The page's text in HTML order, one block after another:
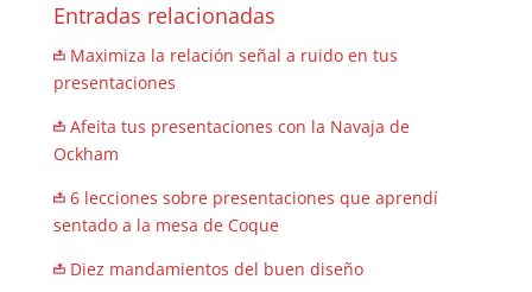
Entradas relacionadas
Maximiza la relación señal a ruido en tus
presentaciones
Afeita tus presentaciones con la Navaja de
Ockham
6 lecciones sobre presentaciones que aprendí
sentado a la mesa de Coque
Diez mandamientos del buen diseño